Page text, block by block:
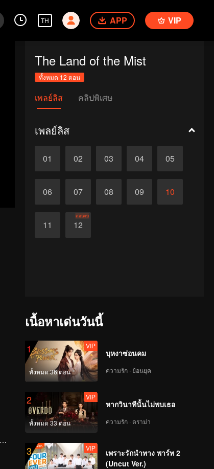
TH APP VIP
The Land of the Mist
ทั้งหมด 12 ตอน
เพลย์ลิส คลิปพิเศษ
เพลย์ลิส
01 02 03 04 05
06 07 08 09 10
11 12
ตอนจบ
เนื้อหาเด่นวันนี้
1
ทั้งหมด 36 ตอน
VIP
บุหงาซ่อนคม
ความรัก · ย้อนยุค
2
ทั้งหมด 33 ตอน
VIP
หากวินาทีนั้นไม่พบเธอ
ความรัก · ดราม่า
3 VIP
เพราะรักนำทาง พาร์ท 2
(Uncut Ver.)